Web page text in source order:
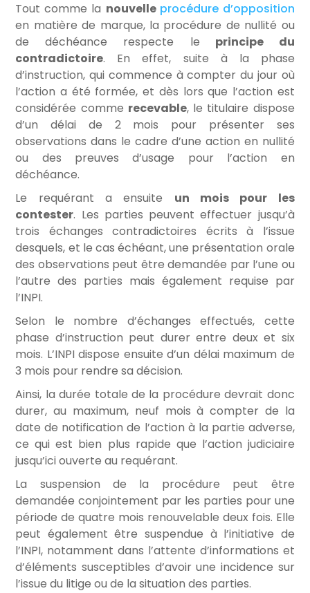
Tout comme la nouvelle procédure d’opposition
en matière de marque, la procédure de nullité ou
de déchéance respecte le principe du
contradictoire. En effet, suite à la phase
d’instruction, qui commence à compter du jour où
l’action a été formée, et dès lors que l’action est
considérée comme recevable, le titulaire dispose
d’un délai de 2 mois pour présenter ses
observations dans le cadre d’une action en nullité
ou des preuves d’usage pour l’action en
déchéance.
Le requérant a ensuite un mois pour les
contester. Les parties peuvent effectuer jusqu’à
trois échanges contradictoires écrits à l’issue
desquels, et le cas échéant, une présentation orale
des observations peut être demandée par l’une ou
l’autre des parties mais également requise par
l’INPI.
Selon le nombre d’échanges effectués, cette
phase d’instruction peut durer entre deux et six
mois. L’INPI dispose ensuite d’un délai maximum de
3 mois pour rendre sa décision.
Ainsi, la durée totale de la procédure devrait donc
durer, au maximum, neuf mois à compter de la
date de notification de l’action à la partie adverse,
ce qui est bien plus rapide que l’action judiciaire
jusqu’ici ouverte au requérant.
La suspension de la procédure peut être
demandée conjointement par les parties pour une
période de quatre mois renouvelable deux fois. Elle
peut également être suspendue à l’initiative de
l’INPI, notamment dans l’attente d’informations et
d’éléments susceptibles d’avoir une incidence sur
l’issue du litige ou de la situation des parties.